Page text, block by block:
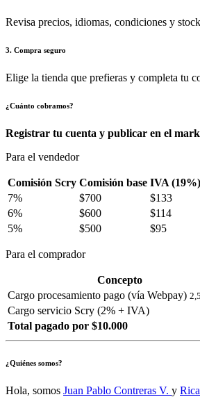
Revisa precios, idiomas, condiciones y
3. Compra seguro
Elige la tienda que prefieras y completa tu
¿Cuánto cobramos?
Registrar tu cuenta y publicar en el
Para el vendedor
Comisión Scry Comisión base IVA (19%)
7%
$700 $133
6%
$600 $114
5%
$500 $95
Para el comprador
Concepto
Cargo procesamiento pago (vía Webpay)
Cargo servicio Scry (2% + IVA)
Total pagado por $10.000
¿Quiénes somos?
Hola, somos Juan Pablo Contreras V. y